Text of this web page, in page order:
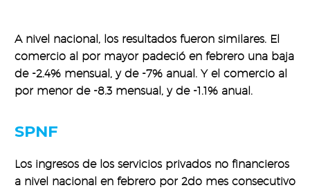
A nivel nacional, los resultados fueron similares. El
comercio al por mayor padeció en febrero una baja
de -2.4% mensual, y de -7% anual. Y el comercio al
por menor de -8.3 mensual, y de -1.1% anual.
SPNF
Los ingresos de los servicios privados no financieros
a nivel nacional en febrero por 2do mes consecutivo